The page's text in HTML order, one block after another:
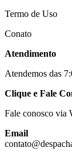
Termo de Uso
Conato
Atendimento
Atendemos das
Clique e Fale
Fale conosco via
Email